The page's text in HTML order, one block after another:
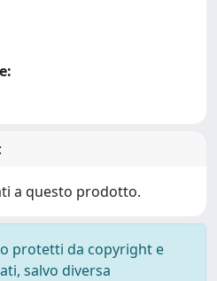
a questo prodotto.
protetti da copyright e
salvo diversa